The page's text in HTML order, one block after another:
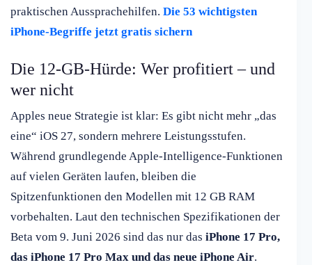
praktischen Aussprachehilfen. Die 53 wichtigsten
iPhone-Begriffe jetzt gratis sichern
Die 12-GB-Hürde: Wer profitiert – und
wer nicht
Apples neue Strategie ist klar: Es gibt nicht mehr „das
eine“ iOS 27, sondern mehrere Leistungsstufen.
Während grundlegende Apple-Intelligence-Funktionen
auf vielen Geräten laufen, bleiben die
Spitzenfunktionen den Modellen mit 12 GB RAM
vorbehalten. Laut den technischen Spezifikationen der
Beta vom 9. Juni 2026 sind das nur das iPhone 17 Pro,
das iPhone 17 Pro Max und das neue iPhone Air.